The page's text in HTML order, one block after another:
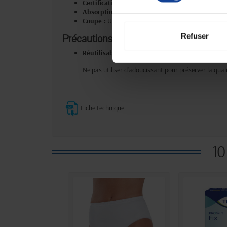
Refuser
Certification :
Dispositif médical de classe 1
Absorption :Légère
Coupe : Ultra-fine pour une protection discrète
Précautions d'emploi :
Réutilisable et lavable :
Ne pas utiliser d'adoucissant pour préserver la
Fiche technique